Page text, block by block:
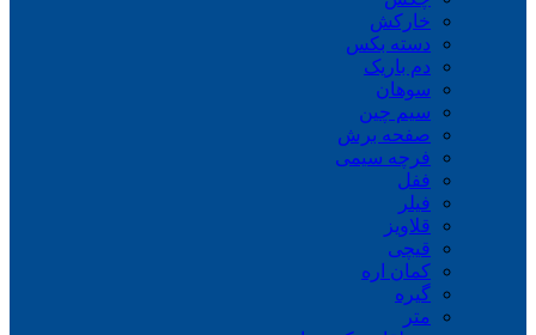
خارکش
دسته بکس
دم باریک
سوهان
سیم چین
صفحه برش
فرچه سیمی
ففل
فیلر
قلاویز
قیچی
کمان اره
گیره
متر